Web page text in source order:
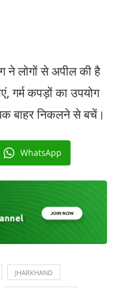
ने लोगों से अपील की है
गर्म कपड़ों का उपयोग
बाहर निकलने से बचें।
WhatsApp
JHARKHAND